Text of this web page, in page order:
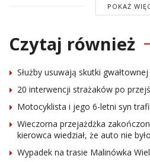
POKAŻ
Czytaj również
Służby usuwają skutki gwałtownej
20 interwencji strażaków po
Motocyklista i jego 6-letni syn
Wieczorna przejażdżka
kierowca wiedział, że auto nie
Wypadek na trasie Malinówka